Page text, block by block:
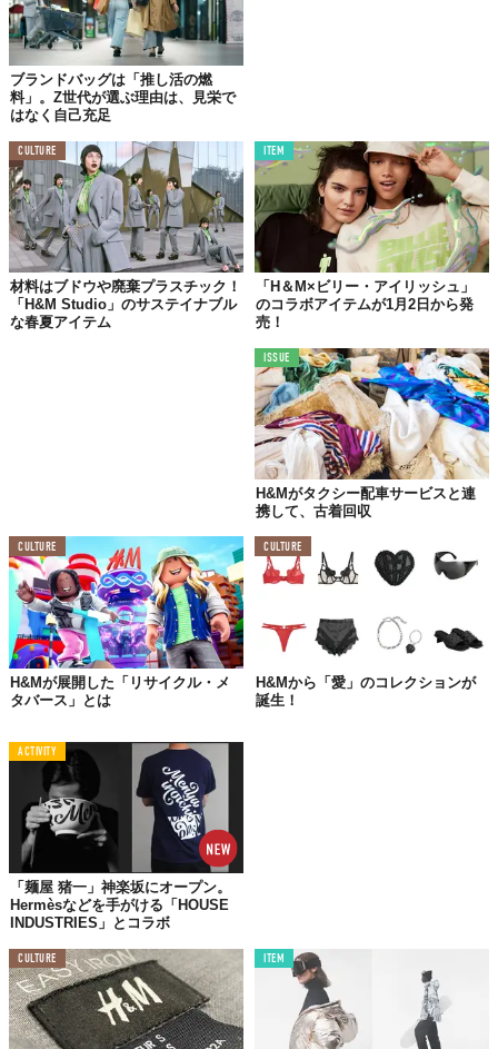
店頭での買い物と比べてまだまだ課題が多いオンラインショッピ
ングのパッケージ。今回のようなプロジェクトをさまざまな企業
やブランドが実施することで、
づくはずだ。
TABI LABO
この世界は、もっと広いはずだ。
ブランドバッグは「推し活の燃
料」。Z世代が選ぶ理由は、見栄で
はなく自己充足
CULTURE
材料はブドウや廃棄プラスチック！
「H&M Studio」のサステイナブル
な春夏アイテム
ITEM
「H＆M×ビリー・アイリッシュ」
のコラボアイテムが1月2日から発
売！
ISSUE
H&Mがタクシー配車サービスと連
携して、古着回収
CULTURE
H&Mが展開した「リサイクル・メ
タバース」とは
CULTURE
H&Mから「愛」のコレクションが
誕生！
ACTIVITY
「麺屋 猪一」神楽坂にオープン。
Hermèsなどを手がける「HOUSE
INDUSTRIES」とコラボ
CULTURE ITEM